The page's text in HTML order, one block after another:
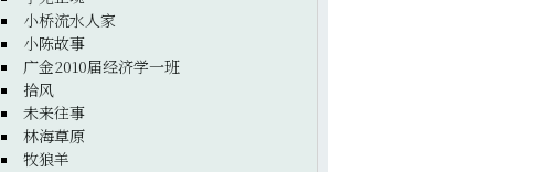
小桥流水人家
小陈故事
广金2010届经济学一班
拾风
未来往事
林海草原
牧狼羊